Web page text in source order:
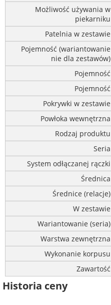
Możliwość używania w
piekarniku
Patelnia w zestawie
Pojemność (wariantowanie
nie dla zestawów)
Pojemność
Pojemność
Pokrywki w zestawie
Powłoka wewnętrzna
Rodzaj produktu
Seria
System odłączanej rączki
Średnica
Średnice (relacje)
W zestawie
Wariantowanie (seria)
Warstwa zewnętrzna
Wykonanie korpusu
Zawartość
Historia ceny